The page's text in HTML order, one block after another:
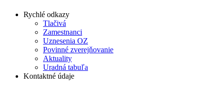
Rychlé odkazy
Tlačivá
Zamestnanci
Uznesenia OZ
Povinné zverejňovanie
Aktuality
Uradná tabuľa
Kontaktné údaje